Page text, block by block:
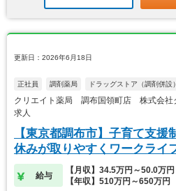
更新日：2026年6月18日
正社員 調剤薬局 ドラッグストア（調剤併設）
クリエイト薬局 調布国領町店 株式会社
求人
【東京都調布市】子育て支
休みが取りやすくワークライ
給与
【月収】34.5万円～50.0万円
【年収】510万円～650万円